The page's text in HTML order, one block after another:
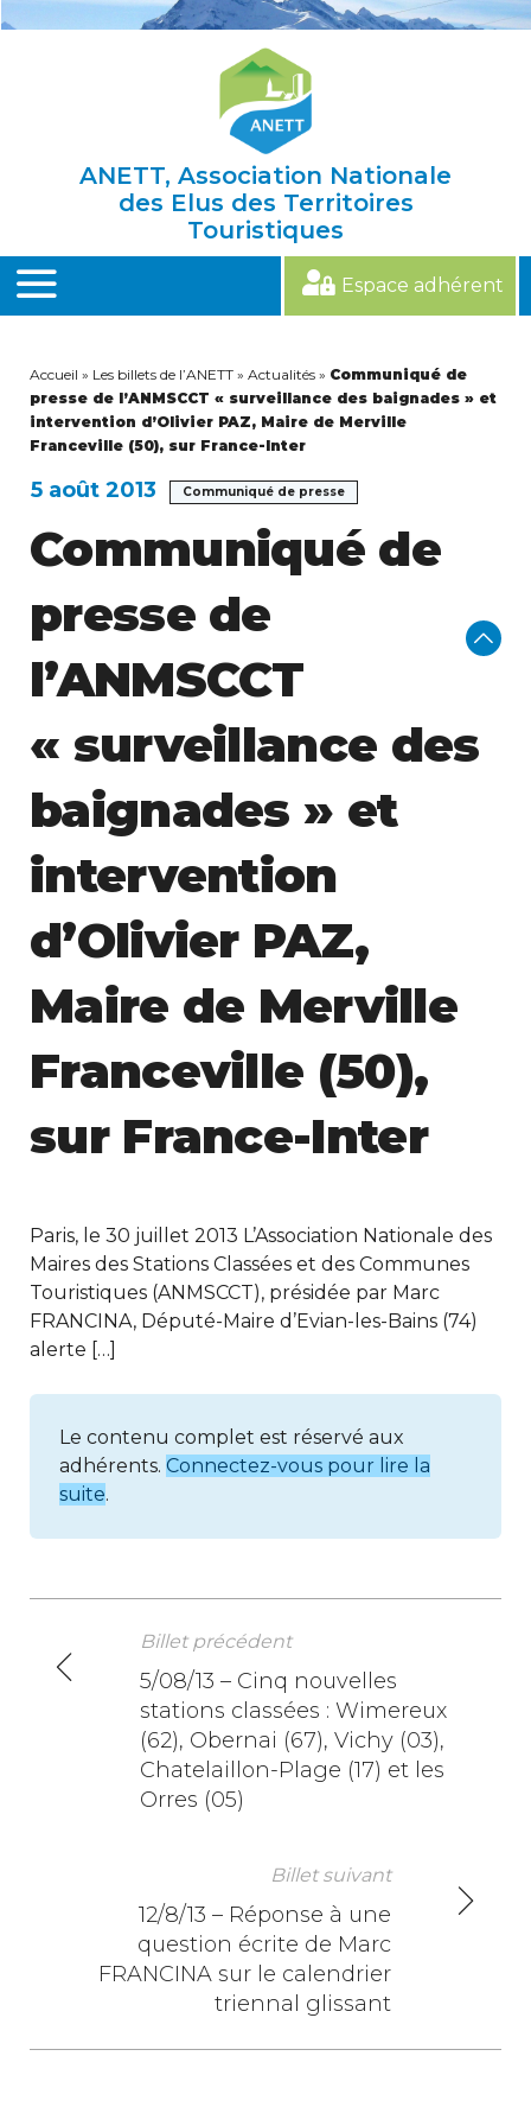
ANETT, Association Nationale
des Elus des Territoires
Touristiques
MENU
Espace adhérent
Accueil » Les billets de l’ANETT » Actualités » Communiqué de
presse de l’ANMSCCT « surveillance des baignades » et
intervention d’Olivier PAZ, Maire de Merville
Franceville (50), sur France-Inter
5 août 2013 Communiqué de presse
Communiqué de
presse de
l’ANMSCCT
« surveillance des
baignades » et
intervention
d’Olivier PAZ,
Maire de Merville
Franceville (50),
sur France-Inter
Paris, le 30 juillet 2013 L’Association Nationale des
Maires des Stations Classées et des Communes
Touristiques (ANMSCCT), présidée par Marc
FRANCINA, Député-Maire d’Evian-les-Bains (74)
alerte […]
Le contenu complet est réservé aux
adhérents. Connectez-vous pour lire la
suite.
N
o
Billet précédent
5/08/13 – Cinq nouvelles
stations classées : Wimereux
(62), Obernai (67), Vichy (03),
Chatelaillon-Plage (17) et les
Orres (05)
Billet suivant
12/8/13 – Réponse à une
question écrite de Marc
FRANCINA sur le calendrier
triennal glissant